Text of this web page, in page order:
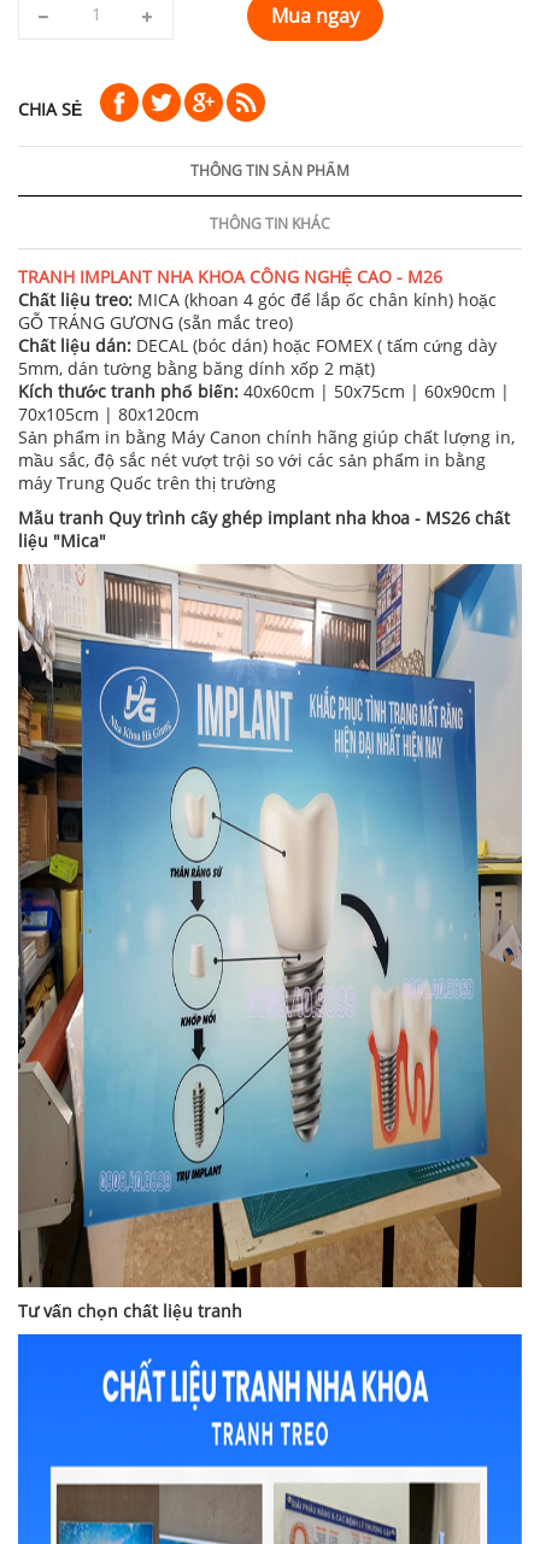
Mua ngay
CHIA SẺ
THÔNG TIN SẢN PHẨM
THÔNG TIN KHÁC
TRANH IMPLANT NHA KHOA CÔNG NGHỆ CAO - M26
Chất liệu treo: MICA (khoan 4 góc để lắp ốc chân kính) hoặc
GỖ TRÁNG GƯƠNG (sẵn mắc treo)
Chất liệu dán: DECAL (bóc dán) hoặc FOMEX ( tấm cứng dày
5mm, dán tường bằng băng dính xốp 2 mặt)
Kích thước tranh phổ biến: 40x60cm | 50x75cm | 60x90cm |
70x105cm | 80x120cm
Sản phẩm in bằng Máy Canon chính hãng giúp chất lượng in,
mầu sắc, độ sắc nét vượt trội so với các sản phẩm in bằng
máy Trung Quốc trên thị trường
Mẫu tranh Quy trình cấy ghép implant nha khoa - MS26 chất
liệu "Mica"
Tư vấn chọn chất liệu tranh